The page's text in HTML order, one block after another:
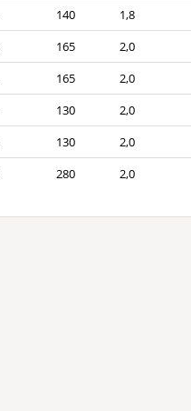
140
1,8
165
2,0
165
2,0
130
2,0
130
2,0
280 2,0